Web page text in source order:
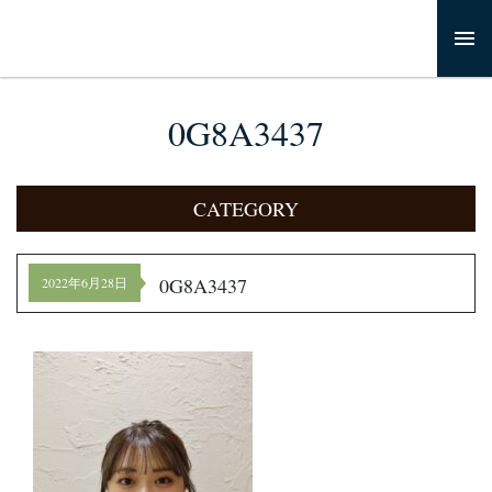
0G8A3437
CATEGORY
2022年6月28日 0G8A3437